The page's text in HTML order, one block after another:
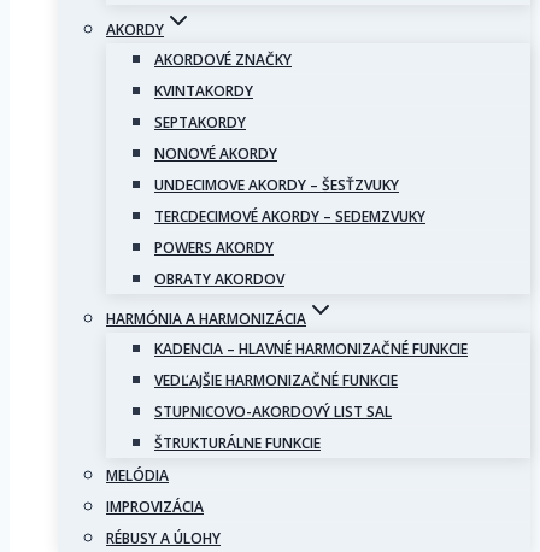
AKORDY
AKORDOVÉ ZNAČKY
KVINTAKORDY
SEPTAKORDY
NONOVÉ AKORDY
UNDECIMOVE AKORDY – ŠESŤZVUKY
TERCDECIMOVÉ AKORDY – SEDEMZVUKY
POWERS AKORDY
OBRATY AKORDOV
HARMÓNIA A HARMONIZÁCIA
KADENCIA – HLAVNÉ HARMONIZAČNÉ FUNKCIE
VEDĽAJŠIE HARMONIZAČNÉ FUNKCIE
STUPNICOVO-AKORDOVÝ LIST SAL
ŠTRUKTURÁLNE FUNKCIE
MELÓDIA
IMPROVIZÁCIA
RÉBUSY A ÚLOHY